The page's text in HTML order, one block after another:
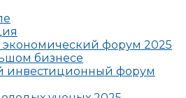
экономический форум 2025
бизнесе
инвестиционный форум